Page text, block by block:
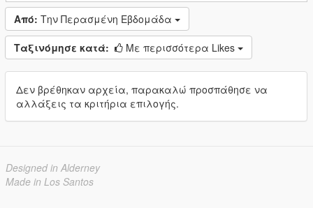
Από: Την Περασμένη Εβδομάδα
Ταξινόμησε κατά: Με περισσότερα Likes
Δεν βρέθηκαν αρχεία, παρακαλώ προσπάθησε να
αλλάξεις τα κριτήρια επιλογής.
Designed in Alderney
Made in Los Santos